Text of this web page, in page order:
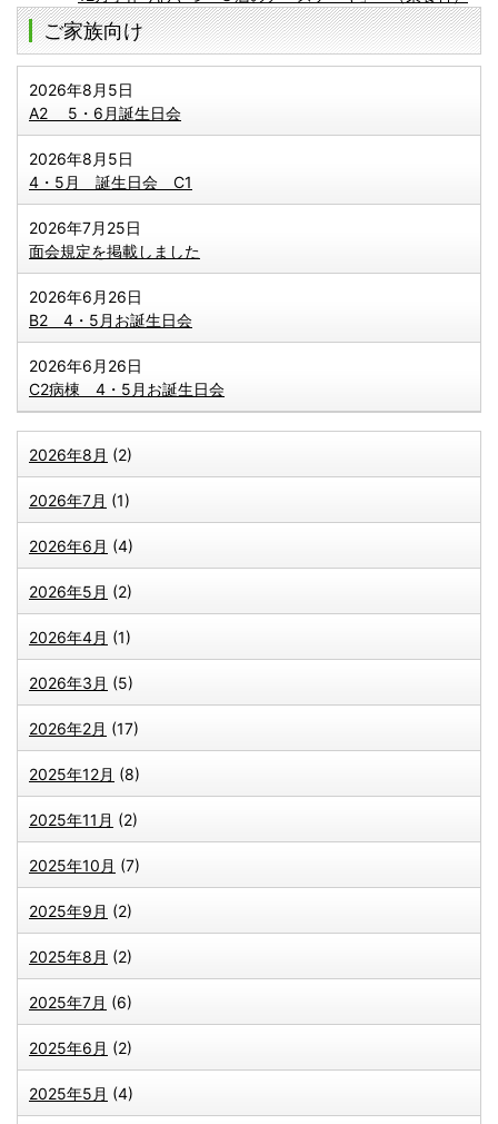
ご家族向け
2026年8月5日
A2 5・6月誕生日会
2026年8月5日
4・5月 誕生日会 C1
2026年7月25日
面会規定を掲載しました
2026年6月26日
B2 4・5月お誕生日会
2026年6月26日
C2病棟 4・5月お誕生日会
2026年8月 (2)
2026年7月 (1)
2026年6月 (4)
2026年5月 (2)
2026年4月 (1)
2026年3月 (5)
2026年2月 (17)
2025年12月 (8)
2025年11月 (2)
2025年10月 (7)
2025年9月 (2)
2025年8月 (2)
2025年7月 (6)
2025年6月 (2)
2025年5月 (4)